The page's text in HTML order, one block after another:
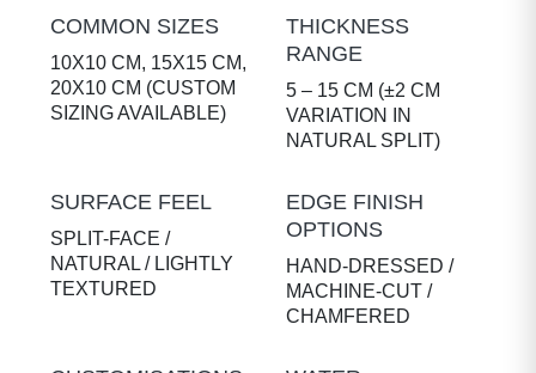
COMMON SIZES
10X10 CM, 15X15 CM,
20X10 CM (CUSTOM
SIZING AVAILABLE)
THICKNESS
RANGE
5 – 15 CM (±2 CM
VARIATION IN
NATURAL SPLIT)
SURFACE FEEL
SPLIT-FACE /
NATURAL / LIGHTLY
TEXTURED
EDGE FINISH
OPTIONS
HAND-DRESSED /
MACHINE-CUT /
CHAMFERED